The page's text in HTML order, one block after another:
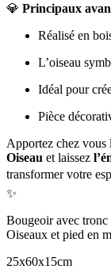
💎 Principaux
Réalisé en
L’oiseau
Idéal pour
Pièce
Apportez chez vous
Oiseau et laissez
transformer votre
✨
Bougeoir avec tronc
Oiseaux et pied en
25x60x15cm